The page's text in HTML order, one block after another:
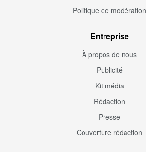
Politique de modération
Entreprise
À propos de nous
Publicité
Kit média
Rédaction
Presse
Couverture rédaction